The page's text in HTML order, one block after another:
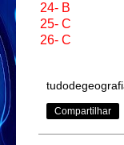
24- B
25- C
26- C
Compartilhar